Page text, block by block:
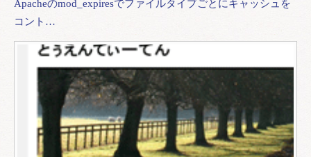
Apacheのmod_expiresでファイルタイプごとにキャッシュを
コント…